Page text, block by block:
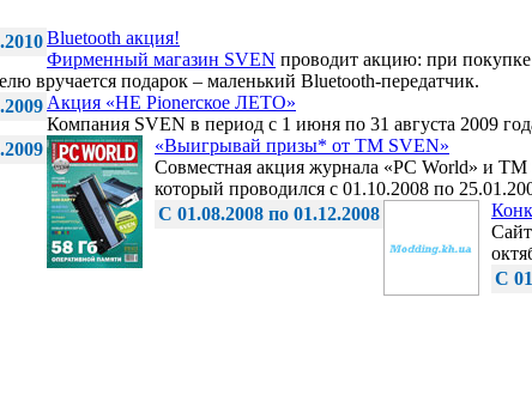
Bluetooth акция!
Фирменный магазин SVEN проводит акцию: при
вручается подарок – маленький Bluetooth-передатчик.
Акция «НЕ Pionerское ЛЕТО»
Компания SVEN в период с 1 июня по 31 августа 2009
«Выигрывай призы* от ТМ SVEN»
Совместная акция журнала «PC World» и
который проводился с 01.10.2008 по
C 01.08.2008 по 01.12.2008
C